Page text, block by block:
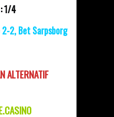
1/4
2-2, Bet Sarpsborg
ALTERNATIF